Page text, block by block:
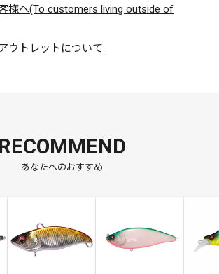
様へ(To customers living outside of
ウトレットについて
RECOMMEND
あなたへのおすすめ